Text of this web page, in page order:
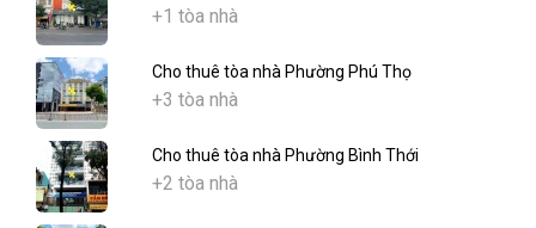
+1 tòa nhà
Cho thuê tòa nhà Phường Phú Thọ
+3 tòa nhà
Cho thuê tòa nhà Phường Bình Thới
+2 tòa nhà